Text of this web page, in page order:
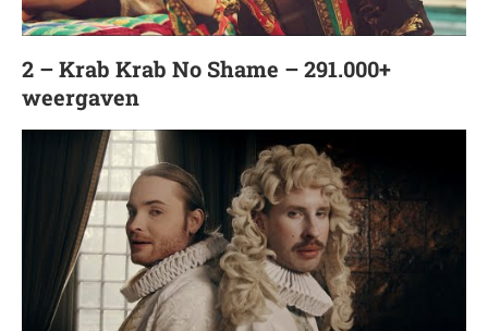
2 – Krab Krab No Shame – 291.000+
weergaven